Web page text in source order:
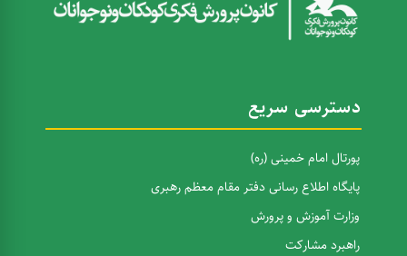
دسترسی سریع
پورتال امام خمینی (ره)
پایگاه اطلاع رسانی دفتر مقام معظم رهبری
وزارت آموزش و پرورش
راهبرد مشارکت